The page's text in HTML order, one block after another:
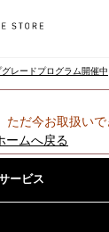
グレードプログラム開催中
だ今お取扱いで
ームへ戻る
ービス